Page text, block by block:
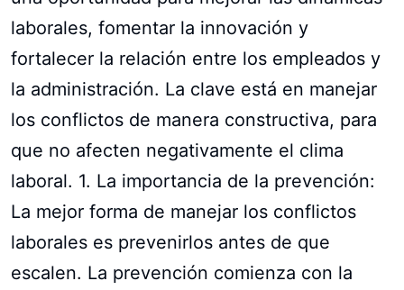
laborales, fomentar la innovación y
fortalecer la relación entre los empleados y
la administración. La clave está en manejar
los conflictos de manera constructiva, para
que no afecten negativamente el clima
laboral. 1. La importancia de la prevención:
La mejor forma de manejar los conflictos
laborales es prevenirlos antes de que
escalen. La prevención comienza con la